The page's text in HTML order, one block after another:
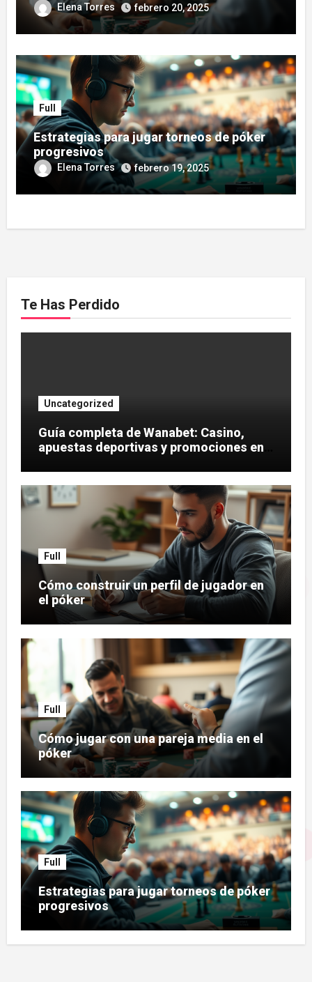
Elena Torres febrero 20, 2025
Full
Estrategias para jugar torneos de póker
progresivos
Elena Torres febrero 19, 2025
Te Has Perdido
Uncategorized
Guía completa de Wanabet: Casino,
apuestas deportivas y promociones en
Full
Cómo construir un perfil de jugador en
el póker
Full
Cómo jugar con una pareja media en el
póker
Full
Estrategias para jugar torneos de póker
progresivos